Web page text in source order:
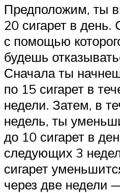
Предположим, ты
20 сигарет в день.
с помощью
будешь
Сначала ты
по 15 сигарет в
недели. Затем, в
недель, ты
до 10 сигарет в
следующих 3
сигарет
через две недели